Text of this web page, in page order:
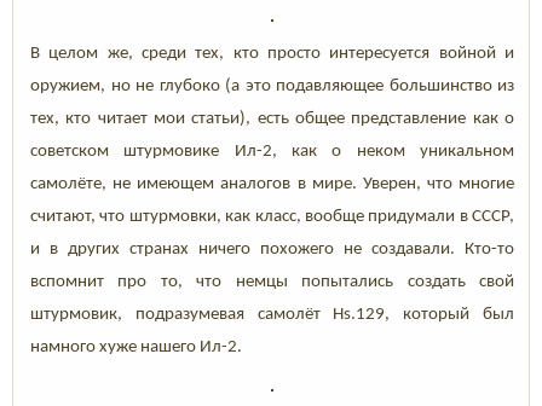
В целом же, среди тех, кто просто интересуется войной и
оружием, но не глубоко (а это подавляющее большинство из
тех, кто читает мои статьи), есть общее представление как о
советском штурмовике Ил-2, как о неком уникальном
самолёте, не имеющем аналогов в мире. Уверен, что многие
считают, что штурмовки, как класс, вообще придумали в СССР,
и в других странах ничего похожего не создавали. Кто-то
вспомнит про то, что немцы попытались создать свой
штурмовик, подразумевая самолёт Hs.129, который был
намного хуже нашего Ил-2.